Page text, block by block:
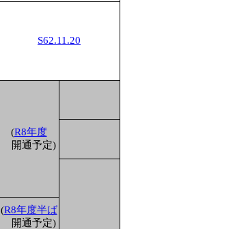
S62.11.20
(R8年度
開通予定)
(R8年度半ば
開通予定)